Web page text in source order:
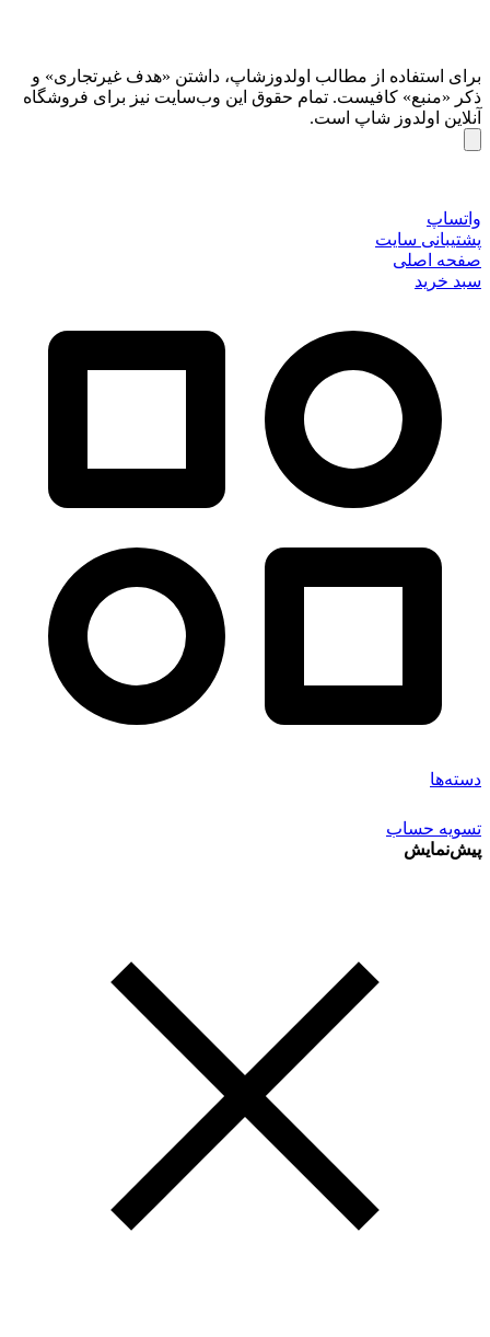
برای استفاده از مطالب اولدوزشاپ، داشتن «هدف غیرتجاری» و
ذکر «منبع» کافیست. تمام حقوق اين وب‌سايت نیز برای فروشگاه
آنلاین اولدوز شاپ است.
واتساپ
پشتیبانی سایت
صفحه اصلی
سبد خرید
دسته‌ها
تسویه حساب
پیش‌نمایش